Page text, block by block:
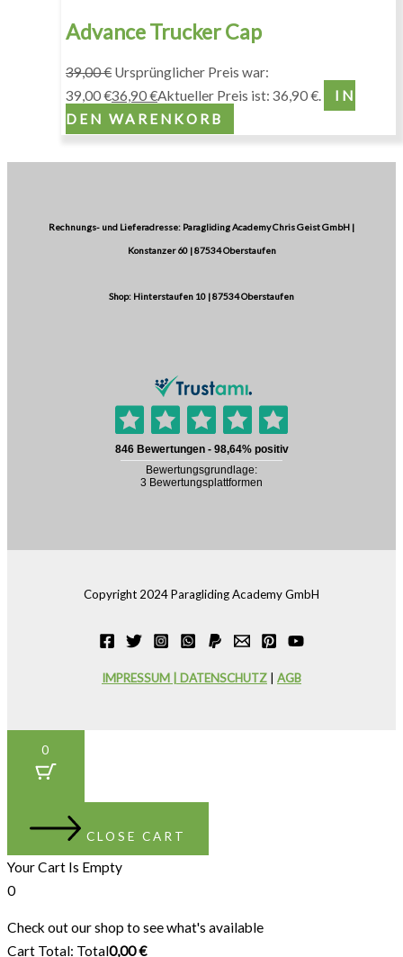
Advance Trucker Cap
39,00€ Ursprünglicher Preis war:
39,00 €36,90€Aktueller Preis ist: 36,90 €.
IN
DEN WARENKORB
Rechnungs- und Lieferadresse: Paragliding Academy Chris Geist GmbH |
Konstanzer 60 | 87534 Oberstaufen
Shop: Hinterstaufen 10 | 87534 Oberstaufen
Copyright 2024 Paragliding Academy GmbH
IMPRESSUM | DATENSCHUTZ | AGB
0
CLOSE CART
Your Cart Is Empty
0
Check out our shop to see what's available
Cart Total: Total0,00€